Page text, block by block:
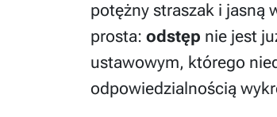
potężny straszak i jasną
prosta: odstęp nie jest
ustawowym, którego
odpowiedzialnością